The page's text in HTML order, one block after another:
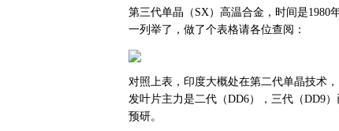
第三代单晶（SX）高温合金，时间是1980
一列举了，做了个表格请各位查阅：
对照上表，印度大概处在第二代单晶技术
发叶片主力是二代（DD6），三代（DD9
预研。